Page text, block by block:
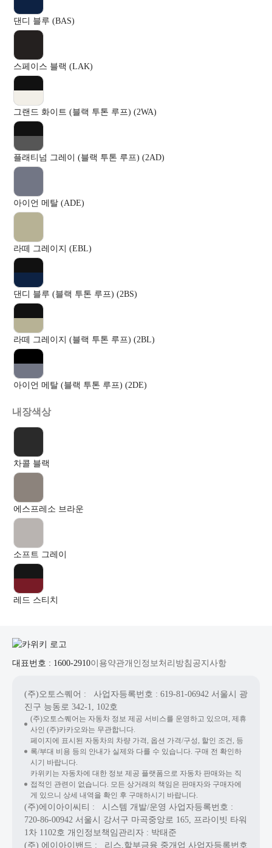
댄디 블루 (BAS)
스페이스 블랙 (LAK)
그랜드 화이트 (블랙 투톤 루프) (2WA)
플래티넘 그레이 (블랙 투톤 루프) (2AD)
아이언 메탈 (ADE)
라떼 그레이지 (EBL)
댄디 블루 (블랙 투톤 루프) (2BS)
라떼 그레이지 (블랙 투톤 루프) (2BL)
아이언 메탈 (블랙 투톤 루프) (2DE)
내장색상
차콜 블랙
에스프레소 브라운
소프트 그레이
레드 스티치
대표번호 : 1600-2910이용약관개인정보처리방침 공지사항
(주)오토스퀘어 : 사업자등록번호 : 619-81-06942 서울시 광
진구 능동로 342-1, 102호
(주)오토스퀘어는 자동차 정보 제공 서비스를 운영하고 있으며, 제휴
사인 (주)카카오와는 무관합니다.
페이지에 표시된 자동차의 차량 가격, 옵션 가격/구성, 할인 조건, 등
록/부대 비용 등의 안내가 실제와 다를 수 있습니다. 구매 전 확인하
시기 바랍니다.
카위키는 자동차에 대한 정보 제공 플랫폼으로 자동차 판매와는 직
접적인 관련이 없습니다. 모든 상거래의 책임은 판매자와 구매자에
게 있으니 상세 내역을 확인 후 구매하시기 바랍니다.
(주)에이아이씨티 : 시스템 개발/운영 사업자등록번호 :
720-86-00942 서울시 강서구 마곡중앙로 165, 프라이빗 타워
1차 1102호 개인정보책임관리자 : 박태준
(주) 에이아이밴드 : 리스,할부금융 중개업 사업자등록번호